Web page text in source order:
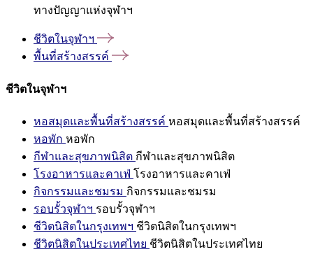
ทางปัญญาแห่งจุฬาฯ
ชีวิตในจุฬาฯ
พื้นที่สร้างสรรค์
ชีวิตในจุฬาฯ
หอสมุดและพื้นที่สร้างสรรค์ หอสมุดและพื้นที่สร้างสรรค์
หอพัก หอพัก
กีฬาและสุขภาพนิสิต กีฬาและสุขภาพนิสิต
โรงอาหารและคาเฟ่ โรงอาหารและคาเฟ่
กิจกรรมและชมรม กิจกรรมและชมรม
รอบรั้วจุฬาฯ รอบรั้วจุฬาฯ
ชีวิตนิสิตในกรุงเทพฯ ชีวิตนิสิตในกรุงเทพฯ
ชีวิตนิสิตในประเทศไทย ชีวิตนิสิตในประเทศไทย